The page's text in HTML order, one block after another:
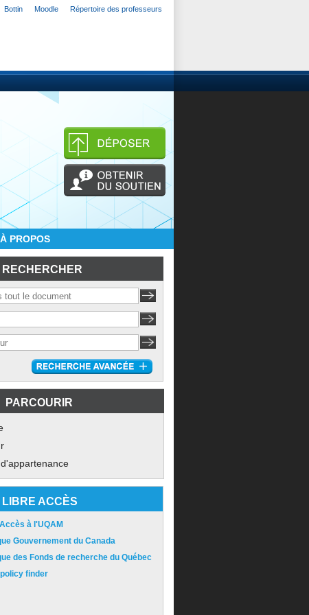
Bottin Moodle Répertoire des professeurs
À PROPOS
RECHERCHER
PARCOURIR
LIBRE ACCÈS
à l'UQAM
Gouvernement du Canada
des Fonds de recherche du Québec
finder